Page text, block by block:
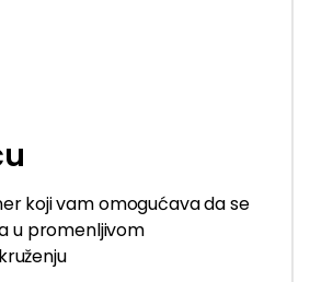
koji vam omogućava da se
u promenljivom